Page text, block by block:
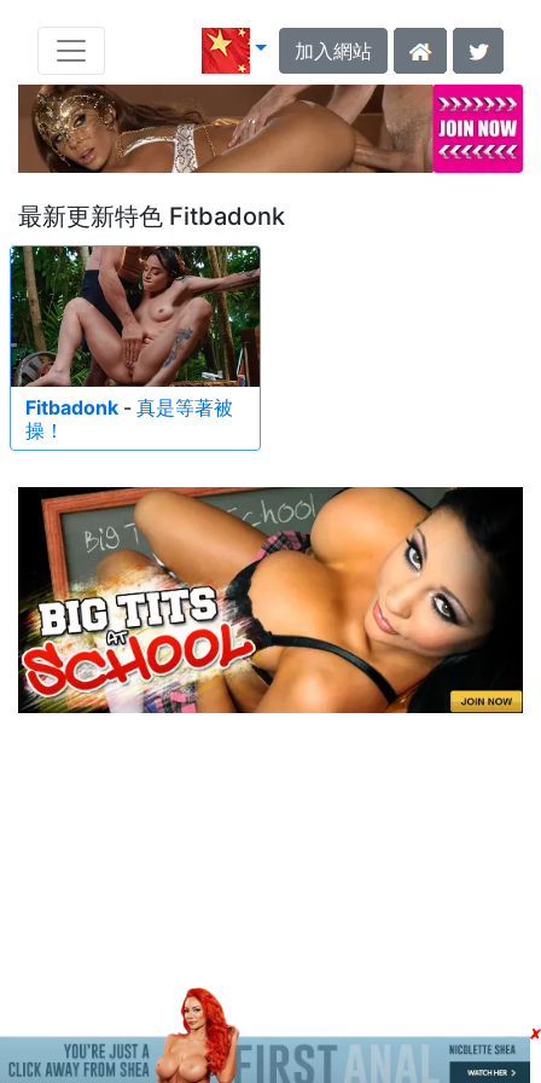
加入網站
最新更新特色 Fitbadonk
Fitbadonk - 真是等著被
操！